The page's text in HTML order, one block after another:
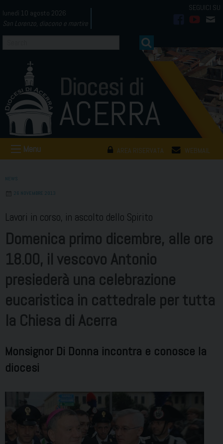
to
content
lunedì 10 agosto 2026
San Lorenzo, diacono e martire
AREA RISERVATA WEBMAIL
Menu
NEWS
26 NOVEMBRE 2013
Lavori in corso, in ascolto dello Spirito
Domenica primo dicembre, alle ore
18.00, il vescovo Antonio
presiederà una celebrazione
eucaristica in cattedrale per tutta
la Chiesa di Acerra
Monsignor Di Donna incontra e conosce la
diocesi